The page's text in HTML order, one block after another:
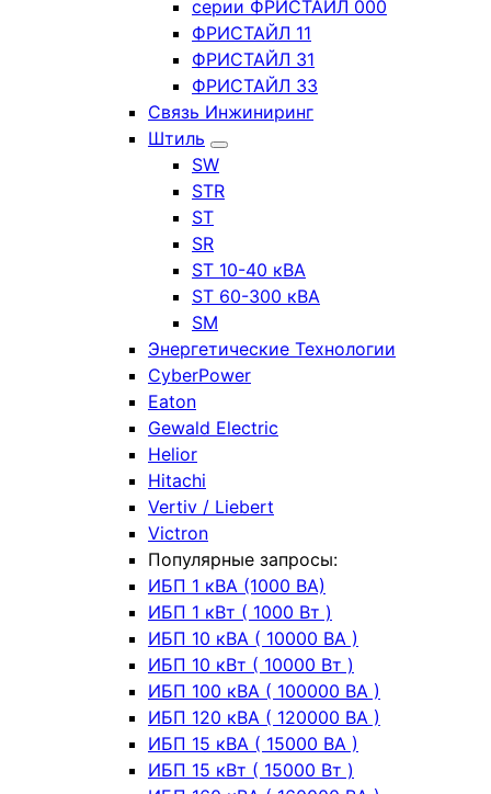
серии ФРИСТАЙЛ 000
ФРИСТАЙЛ 11
ФРИСТАЙЛ 31
ФРИСТАЙЛ 33
Связь Инжиниринг
Штиль
SW
STR
ST
SR
ST 10-40 кВА
ST 60-300 кВА
SM
Энергетические Технологии
CyberPower
Eaton
Gewald Electric
Helior
Hitachi
Vertiv / Liebert
Victron
Популярные запросы:
ИБП 1 кВА (1000 ВА)
ИБП 1 кВт ( 1000 Вт )
ИБП 10 кВА ( 10000 ВА )
ИБП 10 кВт ( 10000 Вт )
ИБП 100 кВА ( 100000 ВА )
ИБП 120 кВА ( 120000 ВА )
ИБП 15 кВА ( 15000 ВА )
ИБП 15 кВт ( 15000 Вт )